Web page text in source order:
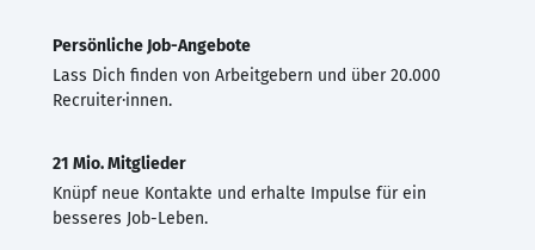
Persönliche Job-Angebote
Lass Dich finden von Arbeitgebern und über 20.000
Recruiter·innen.
21 Mio. Mitglieder
Knüpf neue Kontakte und erhalte Impulse für ein
besseres Job-Leben.